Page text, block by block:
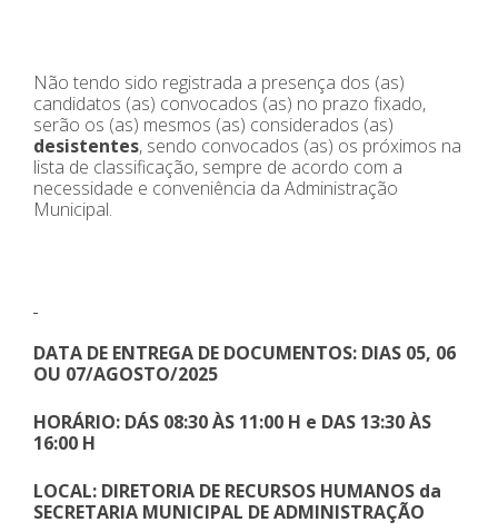
Não tendo sido registrada a presença dos (as)
candidatos (as) convocados (as) no prazo fixado,
serão os (as) mesmos (as) considerados (as)
desistentes, sendo convocados (as) os próximos na
lista de classificação, sempre de acordo com a
necessidade e conveniência da Administração
Municipal.
DATA DE ENTREGA DE DOCUMENTOS: DIAS 05, 06
OU 07/AGOSTO/2025
HORÁRIO: DÁS 08:30 ÀS 11:00 H e DAS 13:30 ÀS
16:00 H
LOCAL: DIRETORIA DE RECURSOS HUMANOS da
SECRETARIA MUNICIPAL DE ADMINISTRAÇÃO